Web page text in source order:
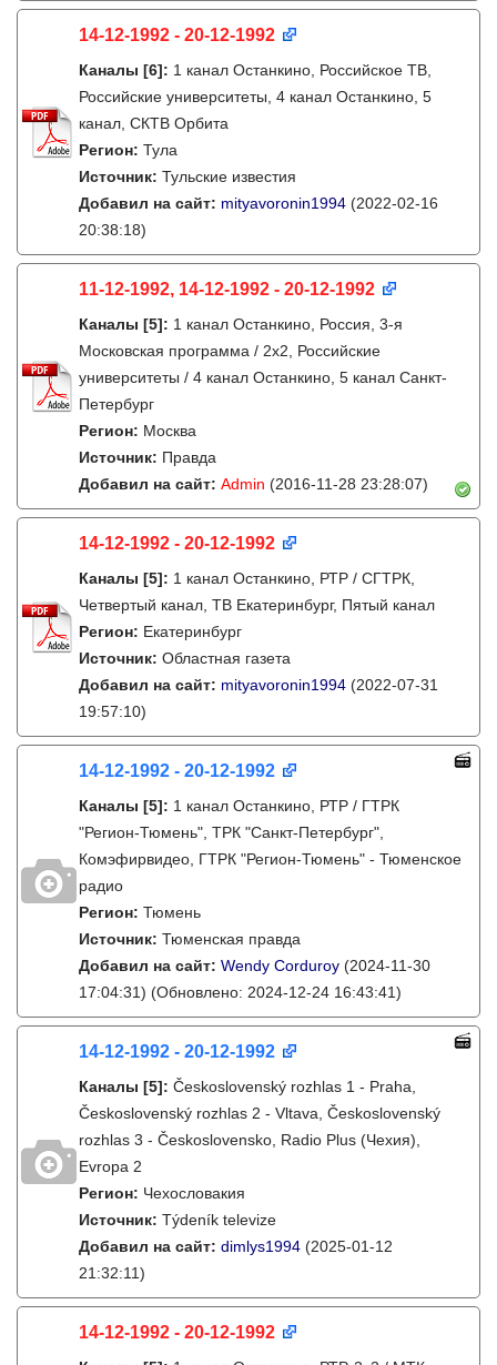
14-12-1992 - 20-12-1992
Каналы [6]: 1 канал Останкино, Российское ТВ,
Российские университеты, 4 канал Останкино, 5
канал, СКТВ Орбита
Регион: Тула
Источник: Тульские известия
Добавил на сайт: mityavoronin1994 (2022-02-16
20:38:18)
11-12-1992, 14-12-1992 - 20-12-1992
Каналы [5]: 1 канал Останкино, Россия, 3-я
Московская программа / 2x2, Российские
университеты / 4 канал Останкино, 5 канал Санкт-
Петербург
Регион: Москва
Источник: Правда
Добавил на сайт: Admin (2016-11-28 23:28:07)
14-12-1992 - 20-12-1992
Каналы [5]: 1 канал Останкино, РТР / СГТРК,
Четвертый канал, ТВ Екатеринбург, Пятый канал
Регион: Екатеринбург
Источник: Областная газета
Добавил на сайт: mityavoronin1994 (2022-07-31
19:57:10)
14-12-1992 - 20-12-1992
Каналы [5]: 1 канал Останкино, РТР / ГТРК
"Регион-Тюмень", ТРК "Санкт-Петербург",
Комэфирвидео, ГТРК "Регион-Тюмень" - Тюменское
радио
Регион: Тюмень
Источник: Тюменская правда
Добавил на сайт: Wendy Corduroy (2024-11-30
17:04:31) (Обновлено: 2024-12-24 16:43:41)
14-12-1992 - 20-12-1992
Каналы [5]: Československý rozhlas 1 - Praha,
Československý rozhlas 2 - Vltava, Československý
rozhlas 3 - Československo, Radio Plus (Чехия),
Evropa 2
Регион: Чехословакия
Источник: Týdeník televize
Добавил на сайт: dimlys1994 (2025-01-12
21:32:11)
14-12-1992 - 20-12-1992